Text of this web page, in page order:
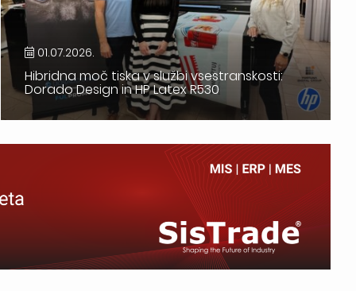
01.07.2026.
Hibridna moč tiska v službi vsestranskosti:
Dorado Design in HP Latex R530